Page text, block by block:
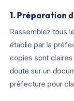
1. Préparation
Rassemblez tous
établie par la
copies sont
doute sur un
préfecture pour